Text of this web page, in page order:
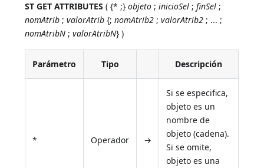
ST GET ATTRIBUTES ( {* ;}objeto ;inicioSel ;finSel ;
nomAtrib ;valorAtrib {;nomAtrib2 ;valorAtrib2 ; ... ;
nomAtribN ;valorAtribN} )
Parámetro Tipo Descripción
* Operador →
Si se especifica,
objeto es un
nombre de
objeto (cadena).
Si se omite,
objeto es una